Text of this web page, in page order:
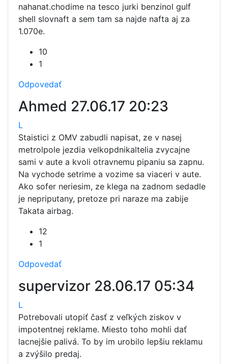
nahanat.chodime na tesco jurki benzinol gulf
shell slovnaft a sem tam sa najde nafta aj za
1.070e.
10
1
Odpovedať
Ahmed 27.06.17 20:23
L
Staistici z OMV zabudli napisat, ze v nasej
metrolpole jezdia velkopdnikaltelia zvycajne
sami v aute a kvoli otravnemu pipaniu sa zapnu.
Na vychode setrime a vozime sa viaceri v aute.
Ako sofer neriesim, ze klega na zadnom sedadle
je nepriputany, pretoze pri naraze ma zabije
Takata airbag.
12
1
Odpovedať
supervizor 28.06.17 05:34
L
Potrebovali utopiť časť z veľkých ziskov v
impotentnej reklame. Miesto toho mohli dať
lacnejšie palivá. To by im urobilo lepšiu reklamu
a zvýšilo predaj.